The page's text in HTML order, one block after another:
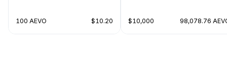
100 AEVO $10.20 $10,000 98,078.76